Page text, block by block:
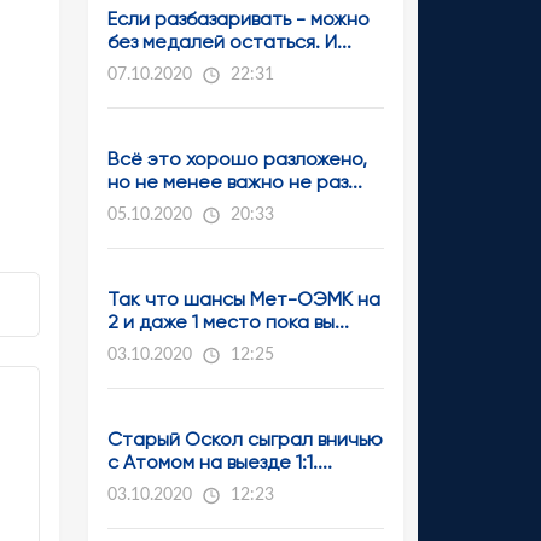
Если разбазаривать - можно
без медалей остаться. И...
07.10.2020 22:31
Всё это хорошо разложено,
но не менее важно не раз...
05.10.2020 20:33
Так что шансы Мет-ОЭМК на
2 и даже 1 место пока вы...
03.10.2020 12:25
Старый Оскол сыграл вничью
с Атомом на выезде 1:1....
03.10.2020 12:23